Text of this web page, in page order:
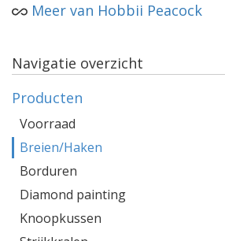
Meer van Hobbii Peacock
Navigatie overzicht
Producten
Voorraad
Breien/Haken
Borduren
Diamond painting
Knoopkussen